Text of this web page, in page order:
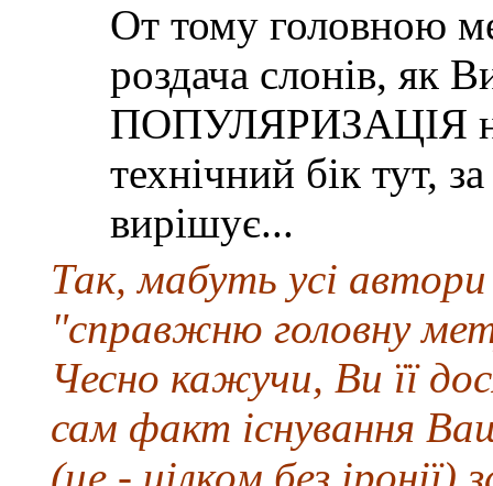
От тому головною
роздача слонів, як
ПОПУЛЯРИЗАЦІЯ
технічний бік тут,
вирішує...
Так, мабуть усі
"справжню головну
Чесно кажучи, Ви її
сам факт існування